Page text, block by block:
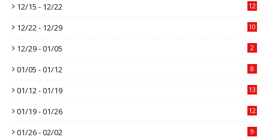
12/15 - 12/22 12
12/22 - 12/29 10
12/29 - 01/05 2
01/05 - 01/12 8
01/12 - 01/19 13
01/19 - 01/26 12
01/26 - 02/02 9